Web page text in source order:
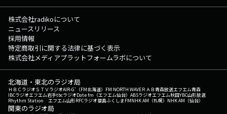
株式会社radikoについて
ニュースリリース
採用情報
特定商取引に関する法律に基づく表示
株式会社メディアプラットフォームラボについて
北海道・東北のラジオ局
ＨＢＣラジオＳＴＶラジオAIR-G'（FM北海道） FM NORTH WAVEＲＡＢ青森放送エフエム青森
IBCラジオエフエム岩手tbcラジオDate fm（エフエム仙台） ABSラジオエフエム秋田YBC山形放送
Rhythm Station エフエム山形RFCラジオ福島ふくしまFMNHK AM（札幌） NHK AM（仙台）
関東のラジオ局